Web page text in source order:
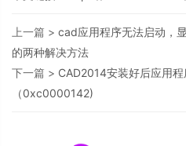
上一篇 > cad应用程序无法启动，
的两种解决方法
下一篇 > CAD2014安装好后应用
（0xc0000142)